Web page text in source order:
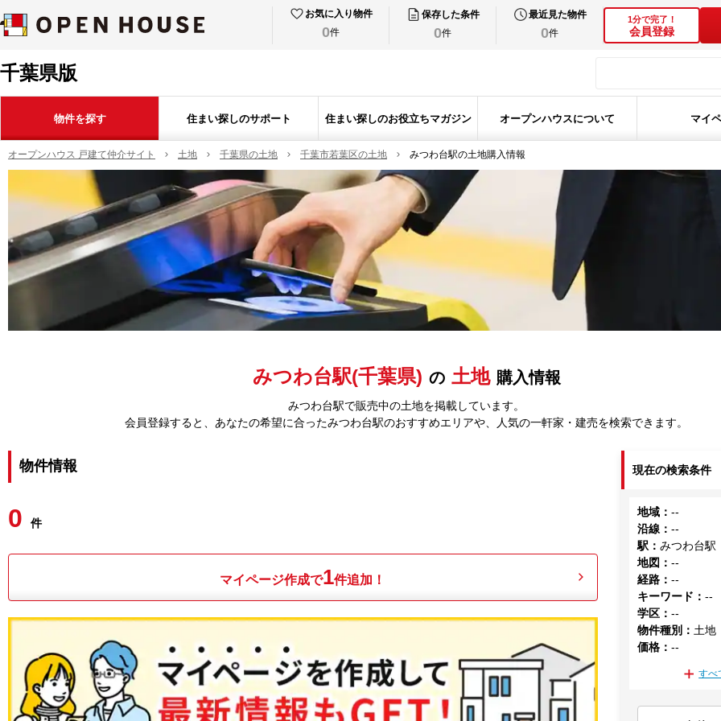
お気に入り物件
0件
保存した条件
0件
最近見た物件
0件
1分で完了！
会員登録
千葉県版
物件を探す 住まい探しのサポート 住まい探しのお役立ちマガジン オープンハウスについて マイ
オープンハウス 戸建て仲介サイト 土地 千葉県の土地 千葉市若葉区の土地 みつわ台駅の土地購入情報
みつわ台駅(千葉県) の 土地 購入情報
みつわ台駅で販売中の土地を掲載しています。
会員登録すると、あなたの希望に合ったみつわ台駅のおすすめエリアや、人気の一軒家・建売を検索できます。
物件情報
0 件
マイページ作成で1件追加！
現在の検索条件
地域 ：--
沿線 ：--
駅 ：みつわ台駅
地図 ：--
経路 ：--
キーワード ：--
学区 ：--
物件種別 ： 土地
価格 ：--
すべ